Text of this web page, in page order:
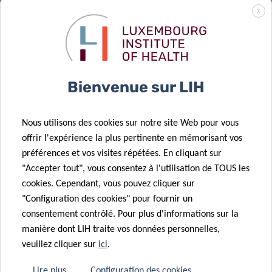
21 Oct 2025
Faire avancer
la recherche
pédiatrique
l’immunothérapie
contre une
incurable
Luxembourg
Institute of
européenne
pour faire
recherche sur
le cancer du
cerveau
14 Août 2025
publication
comment les
cellules
cancéreuses
système
immunitaire
27 Juin 2025
Congrès
Annuel de
l’EAACI 2025 –
contributions
scientifiques
remarquables
de nos
22 Mai 2025
Nouvelle revue
microglies
X
Bienvenue sur LIH
Nous utilisons des cookies sur notre site Web pour vous
offrir l'expérience la plus pertinente en mémorisant vos
préférences et vos visites répétées. En cliquant sur
"Accepter tout", vous consentez à l'utilisation de TOUS les
cookies. Cependant, vous pouvez cliquer sur
"Configuration des cookies" pour fournir un
consentement contrôlé. Pour plus d'informations sur la
manière dont LIH traite vos données personnelles,
veuillez cliquer sur ici.